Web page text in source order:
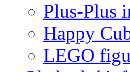
Plus-Plus
Happy
LEGO